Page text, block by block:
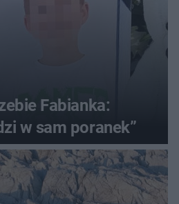
Fabianka:
w sam poranek”